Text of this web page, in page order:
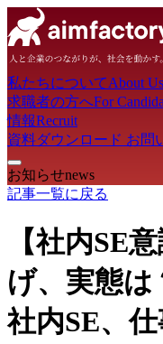
私たちについてAbout Us
求職者の方へFor
情報Recruit
資料ダウンロード お問
お知らせnews
記事一覧に戻る
【社内SE
げ、実態は
社内SE、